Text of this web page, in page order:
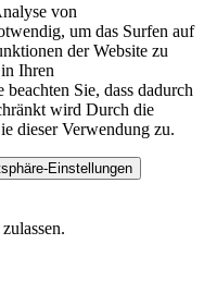
von
um das Surfen auf
der Website zu
Ihren
Sie, dass dadurch
wird Durch die
dieser Verwendung zu.
Einstellungen